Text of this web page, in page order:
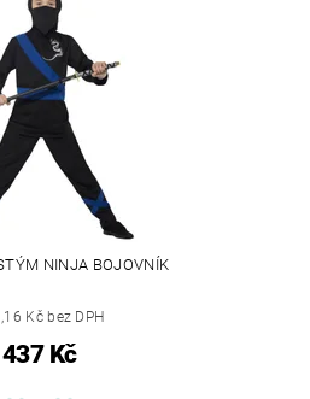
NINJA BOJOVNÍK
Kč bez DPH
437 Kč